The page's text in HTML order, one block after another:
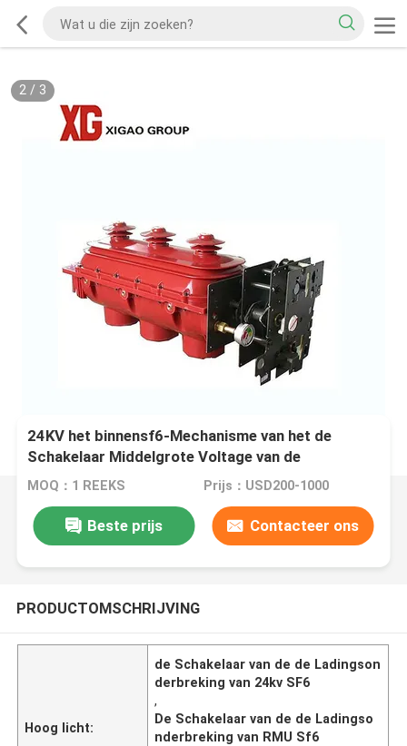
2/ 3
24KV het binnensf6-Mechanisme van het de
Schakelaar Middelgrote Voltage van de
Ladingsonderbreking voor RMU
MOQ：1 REEKS Prijs：USD200-1000
Beste prijs Contacteer ons
PRODUCTOMSCHRIJVING
Hoog licht:
de Schakelaar van de de Ladingson
derbreking van 24kv SF6
,
De Schakelaar van de de Ladingso
nderbreking van RMU Sf6